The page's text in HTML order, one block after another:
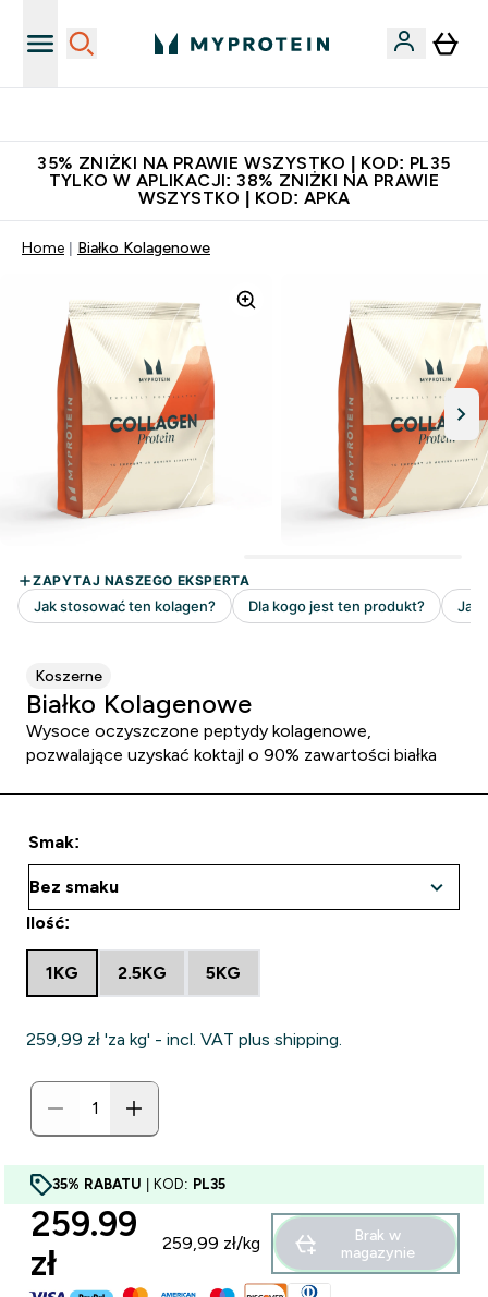
35% ZNIŻKI NA PRAWIE WSZYSTKO | KOD: PL35
TYLKO W APLIKACJI: 38% ZNIŻKI NA PRAWIE
WSZYSTKO | KOD: APKA
Home Białko Kolagenowe
Koszerne
Białko Kolagenowe
Wysoce oczyszczone peptydy kolagenowe,
pozwalające uzyskać koktajl o 90% zawartości białka
Smak:
Ilość:
1KG 2.5KG 5KG
259,99 zł‎ 'za kg' - incl. VAT plus shipping.
35% RABATU | KOD: PL35
259.99
zł‎
259,99 zł‎/kg
Brak w
magazynie